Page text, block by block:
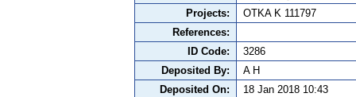
Projects:
OTKA K 111797
References:
ID Code:
3286
Deposited By:
A H
Deposited On:
18 Jan 2018 10:43